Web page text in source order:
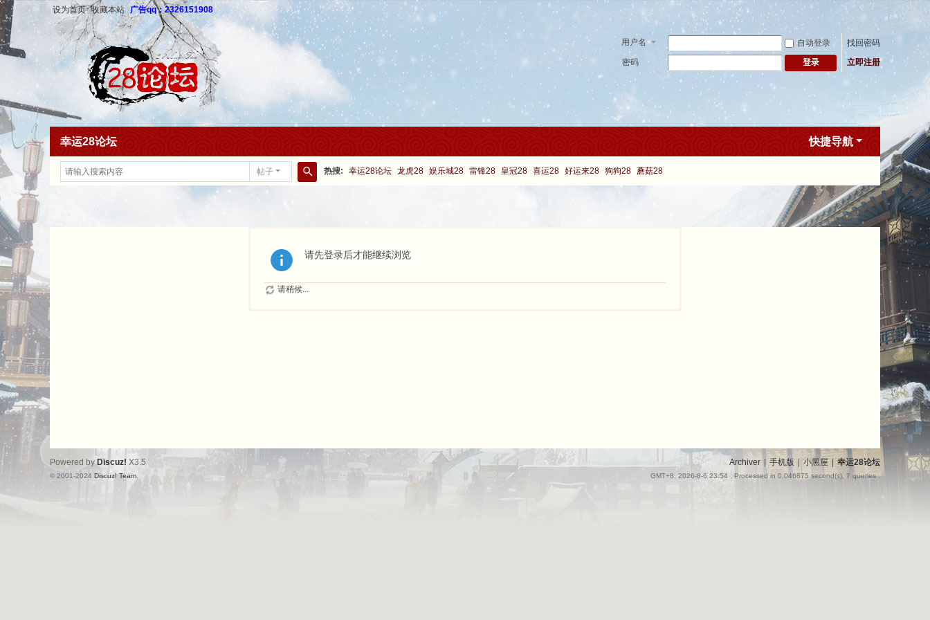
设为首页 收藏本站 广告qq：2326151908
用户名 自动登录
找回密码
密码
登录 立即注册
快捷导航
幸运28论坛
帖子 热搜: 幸运28论坛 龙虎28 娱乐城28 雷锋28 皇冠28 喜运28 好运来28 狗狗28 蘑菇28
请先登录后才能继续浏览
请稍候...
Archiver 手机版 小黑屋 幸运28论坛
GMT+8, 2026-8-6 23:54 , Processed in 0.046875 second(s), 7 queries .
Powered by Discuz! X3.5
© 2001-2024 Discuz! Team